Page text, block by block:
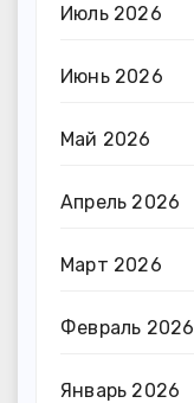
Июль 2026
Июнь 2026
Май 2026
Апрель 2026
Март 2026
Февраль 2026
Январь 2026